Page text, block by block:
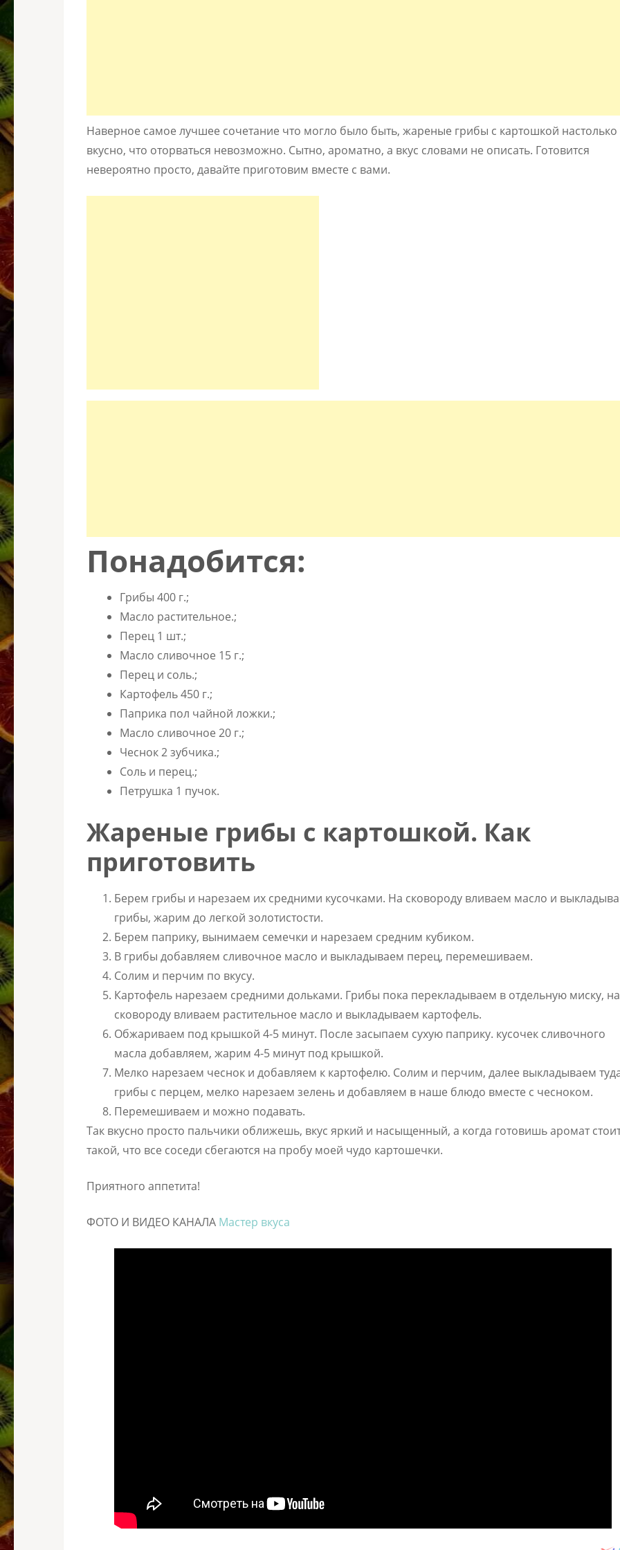
Наверное самое лучшее сочетание что могло было быть, жареные грибы с картошкой настолько
вкусно, что оторваться невозможно. Сытно, ароматно, а вкус словами не описать. Готовится
невероятно просто, давайте приготовим вместе с вами.
Понадобится:
Грибы 400 г.;
Масло растительное.;
Перец 1 шт.;
Масло сливочное 15 г.;
Перец и соль.;
Картофель 450 г.;
Паприка пол чайной ложки.;
Масло сливочное 20 г.;
Чеснок 2 зубчика.;
Соль и перец.;
Петрушка 1 пучок.
Жареные грибы с картошкой. Как
приготовить
Берем грибы и нарезаем их средними кусочками. На сковороду вливаем масло и
грибы, жарим до легкой золотистости.
Берем паприку, вынимаем семечки и нарезаем средним кубиком.
В грибы добавляем сливочное масло и выкладываем перец, перемешиваем.
Солим и перчим по вкусу.
Картофель нарезаем средними дольками. Грибы пока перекладываем в отдельную миску, на
сковороду вливаем растительное масло и выкладываем картофель.
Обжариваем под крышкой 4-5 минут. После засыпаем сухую паприку. кусочек сливочного
масла добавляем, жарим 4-5 минут под крышкой.
Мелко нарезаем чеснок и добавляем к картофелю. Солим и перчим, далее выкладываем
грибы с перцем, мелко нарезаем зелень и добавляем в наше блюдо вместе с чесноком.
Перемешиваем и можно подавать.
Так вкусно просто пальчики оближешь, вкус яркий и насыщенный, а когда готовишь аромат
такой, что все соседи сбегаются на пробу моей чудо картошечки.
Приятного аппетита!
ФОТО И ВИДЕО КАНАЛА Мастер вкуса